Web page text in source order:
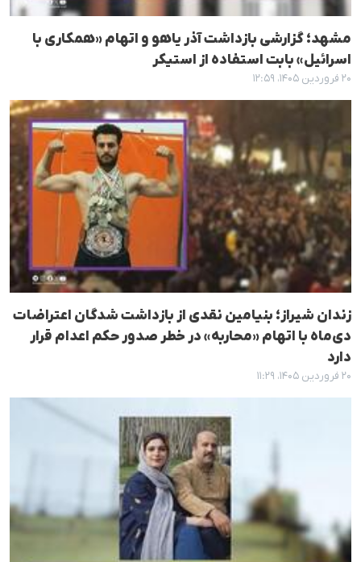
مشهد؛ گزارشی بازداشت آذر یاهو و اتهام «همکاری با
اسرائیل» بابت استفاده از استیکر
۲۰ فروردین ۱۴۰۵، ۱۲:۵۹
زندان شیراز؛ بنیامین نقدی از بازداشت شدگان اعتراضات
دی‌ماه با اتهام «محاربه» در خطر صدور حکم اعدام قرار
دارد
۲۰ فروردین ۱۴۰۵، ۱۱:۲۹